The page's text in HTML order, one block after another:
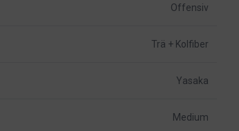
Offensiv
Trä + Kolfiber
Yasaka
Medium